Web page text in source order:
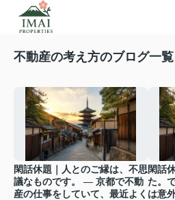
不動産の考え方のブログ一覧
閑話休題｜人とのご縁は、不思
議なものです。 ― 京都で不動
産の仕事をしていて、最近よく
閑話
た。
は意